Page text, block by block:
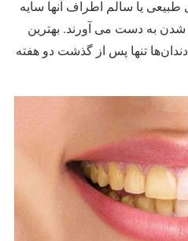
یا سالم اطراف آنها سایه
شدن به دست می آورند. بهترین
تنها پس از گذشت دو هفته